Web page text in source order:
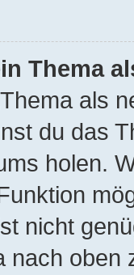
Thema
als
du das
holen.
nicht
nach oben